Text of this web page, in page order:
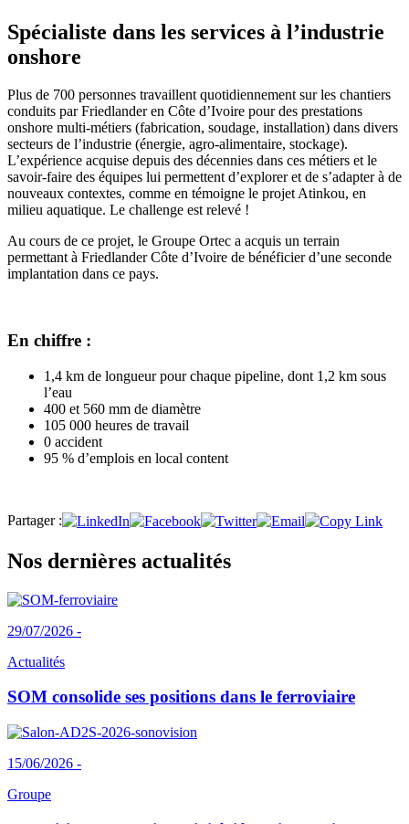
Spécialiste dans les services à l’industrie
onshore
Plus de 700 personnes travaillent quotidiennement sur les chantiers
conduits par Friedlander en Côte d’Ivoire pour des prestations
onshore multi-métiers (fabrication, soudage, installation) dans divers
secteurs de l’industrie (énergie, agro-alimentaire, stockage).
L’expérience acquise depuis des décennies dans ces métiers et le
savoir-faire des équipes lui permettent d’explorer et de s’adapter à de
nouveaux contextes, comme en témoigne le projet Atinkou, en
milieu aquatique. Le challenge est relevé !
Au cours de ce projet, le Groupe Ortec a acquis un terrain
permettant à Friedlander Côte d’Ivoire de bénéficier d’une seconde
implantation dans ce pays.
En chiffre :
1,4 km de longueur pour chaque pipeline, dont 1,2 km sous
l’eau
400 et 560 mm de diamètre
105 000 heures de travail
0 accident
95 % d’emplois en local content
Partager :
Nos dernières actualités
29/07/2026 -
Actualités
SOM consolide ses positions dans le ferroviaire
15/06/2026 -
Groupe